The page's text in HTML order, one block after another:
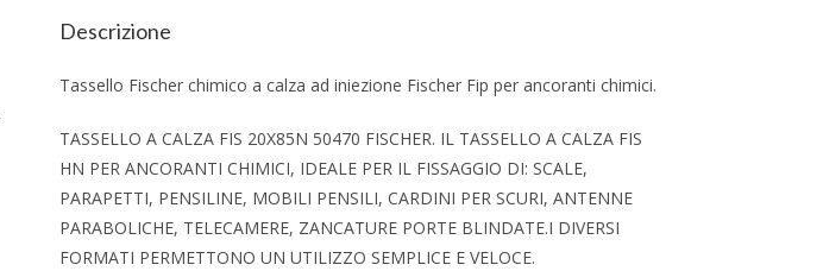
Descrizione
Tassello Fischer chimico a calza ad iniezione Fischer Fip per ancoranti chimici.
TASSELLO A CALZA FIS 20X85N 50470 FISCHER. IL TASSELLO A CALZA FIS
HN PER ANCORANTI CHIMICI, IDEALE PER IL FISSAGGIO DI: SCALE,
PARAPETTI, PENSILINE, MOBILI PENSILI, CARDINI PER SCURI, ANTENNE
PARABOLICHE, TELECAMERE, ZANCATURE PORTE BLINDATE.I DIVERSI
FORMATI PERMETTONO UN UTILIZZO SEMPLICE E VELOCE.